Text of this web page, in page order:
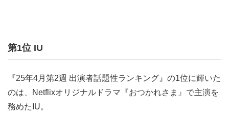
第1位 IU
『25年4月第2週 出演者話題性ランキング』の1位に輝いた
のは、Netflixオリジナルドラマ『おつかれさま』で主演を
務めたIU。